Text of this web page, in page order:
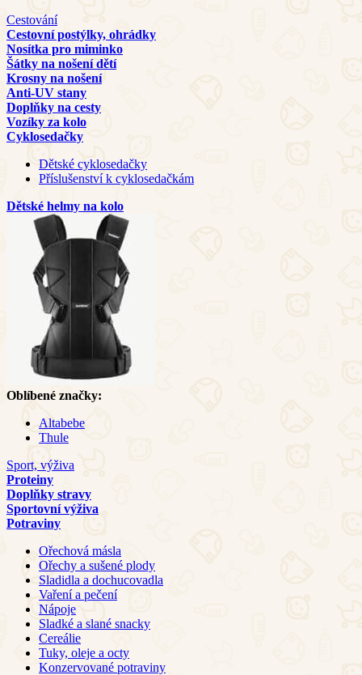
Cestování
Cestovní postýlky, ohrádky
Nosítka pro miminko
Šátky na nošení dětí
Krosny na nošení
Anti-UV stany
Doplňky na cesty
Vozíky za kolo
Cyklosedačky
Dětské cyklosedačky
Příslušenství k cyklosedačkám
Dětské helmy na kolo
Oblíbené značky:
Altabebe
Thule
Sport, výživa
Proteiny
Doplňky stravy
Sportovní výživa
Potraviny
Ořechová másla
Ořechy a sušené plody
Sladidla a dochucovadla
Vaření a pečení
Nápoje
Sladké a slané snacky
Cereálie
Tuky, oleje a octy
Konzervované potraviny